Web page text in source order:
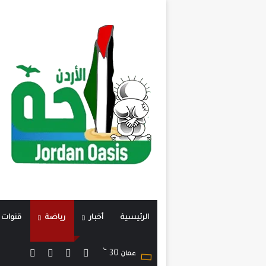
الرئيسية أخبار رياضة قنوات
عمان 30
℃